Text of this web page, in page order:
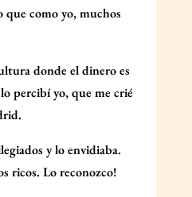
que como yo, muchos
donde el dinero es
percibí yo, que me crié
y lo envidiaba.
ricos. Lo reconozco!